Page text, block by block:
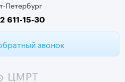
Петербург
611-15-30
звонок